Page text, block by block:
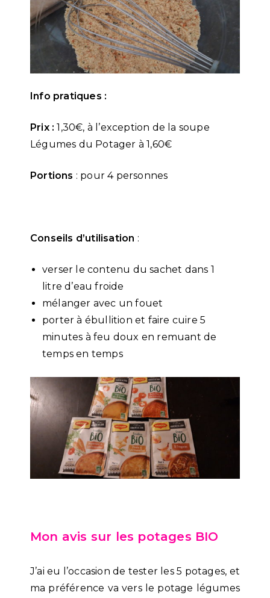
Info pratiques :
Prix : 1,30€, à l’exception de la soupe
Légumes du Potager à 1,60€
Portions : pour 4 personnes
Conseils d’utilisation :
verser le contenu du sachet dans 1
litre d’eau froide
mélanger avec un fouet
porter à ébullition et faire cuire 5
minutes à feu doux en remuant de
temps en temps
Mon avis sur les potages BIO
J’ai eu l’occasion de tester les 5 potages, et
ma préférence va vers le potage légumes